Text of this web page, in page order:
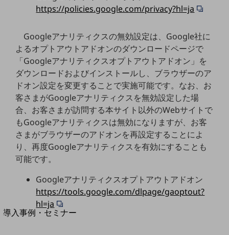
IoT向け回線料金
home5Gプラン
モバイルサービス
端末の一元管理
セキュリティ
運用保守・故障紛失サポート
回線・ネットワーク
お手続き
別ウィンドウで開きます
サービスをご利用中のお客さま
導入事例・セミナー
https://policies.google.com/privacy?hl=ja
Googleアナリティクスの無効設定は、Google社に
よるオプトアウトアドオンのダウンロードページで
「Googleアナリティクスオプトアウトアドオン」を
ダウンロードおよびインストールし、ブラウザーのア
ドオン設定を変更することで実施可能です。なお、お
客さまがGoogleアナリティクスを無効設定した場
合、お客さまが訪問する本サイト以外のWebサイトで
もGoogleアナリティクスは無効になりますが、お客
さまがブラウザーのアドオンを再設定することによ
り、再度Googleアナリティクスを有効にすることも
可能です。
Googleアナリティクスオプトアウトアドオン
https://tools.google.com/dlpage/gaoptout?
hl=ja